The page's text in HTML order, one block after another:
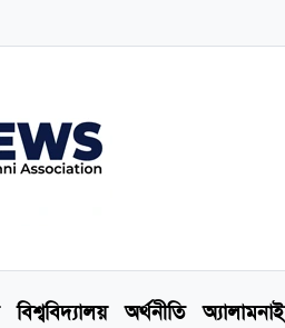
বিশ্ববিদ্যালয় অর্থনীতি অ্যালামনাই